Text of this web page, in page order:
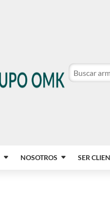
NOSOTROS SER